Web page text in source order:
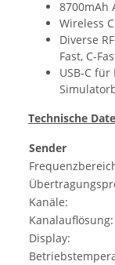
8700mAh
Wireless
Diverse
Fast, C-
USB-C
Technische
Sender
Kanäle:
Kanalauflösung:
Display: